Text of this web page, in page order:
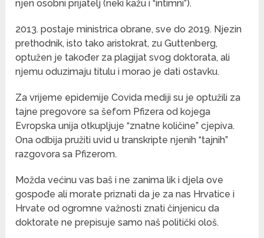
njen osobni prijatelj (neki kažu i “intimni”).
2013. postaje ministrica obrane, sve do 2019. Njezin
prethodnik, isto tako aristokrat, zu Guttenberg,
optužen je također za plagijat svog doktorata, ali
njemu oduzimaju titulu i morao je dati ostavku.
Za vrijeme epidemije Covida mediji su je optužili za
tajne pregovore sa šefom Pfizera od kojega
Evropska unija otkupljuje “znatne količine” cjepiva.
Ona odbija pružiti uvid u transkripte njenih “tajnih”
razgovora sa Pfizerom.
Možda većinu vas baš i ne zanima lik i djela ove
gospođe ali morate priznati da je za nas Hrvatice i
Hrvate od ogromne važnosti znati činjenicu da
doktorate ne prepisuje samo naš politički ološ.